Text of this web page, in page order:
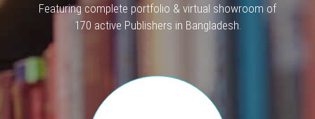
Featuring complete portfolio & virtual showroom of
170 active Publishers in Bangladesh.